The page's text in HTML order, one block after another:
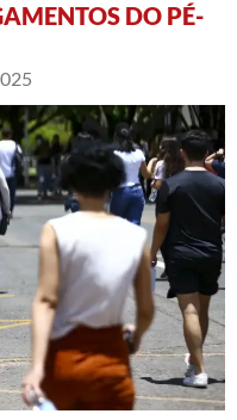
DO PÉ-